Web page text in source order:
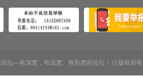
坛---有深度，有温度、有热度的论坛！ () 版权所有